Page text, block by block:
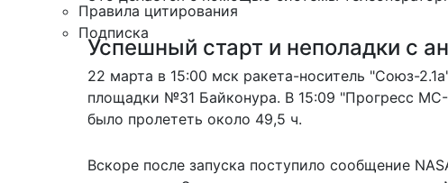
Правила цитирования
Подписка
Успешный старт и неполадки с
22 марта в 15:00 мск ракета-носитель "Союз-
площадки №31 Байконура. В 15:09 "Прогресс
было пролететь около 49,5 ч.
Вскоре после запуска поступило сообщение